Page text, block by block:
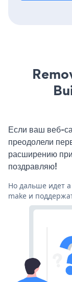
Если ваш веб-
преодолели
расширению
поздравляю!
Но дальше идет
make и